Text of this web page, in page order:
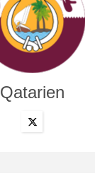
Qatarien